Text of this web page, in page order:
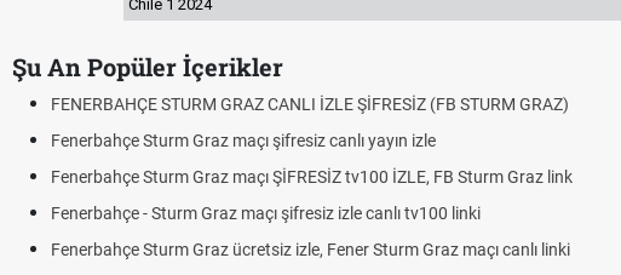
Chile 1 2024
Şu An Popüler İçerikler
GRAZ CANLI İZLE ŞİFRESİZ (FB STURM GRAZ)
maçı şifresiz canlı yayın izle
maçı ŞİFRESİZ tv100 İZLE, FB Sturm Graz link
maçı şifresiz izle canlı tv100 linki
ücretsiz izle, Fener Sturm Graz maçı canlı linki